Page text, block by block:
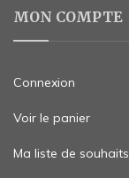
MON COMPTE
Connexion
Voir le panier
Ma liste de souhaits